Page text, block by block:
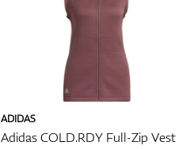
ADIDAS
Adidas COLD.RDY Full-Zip Vest